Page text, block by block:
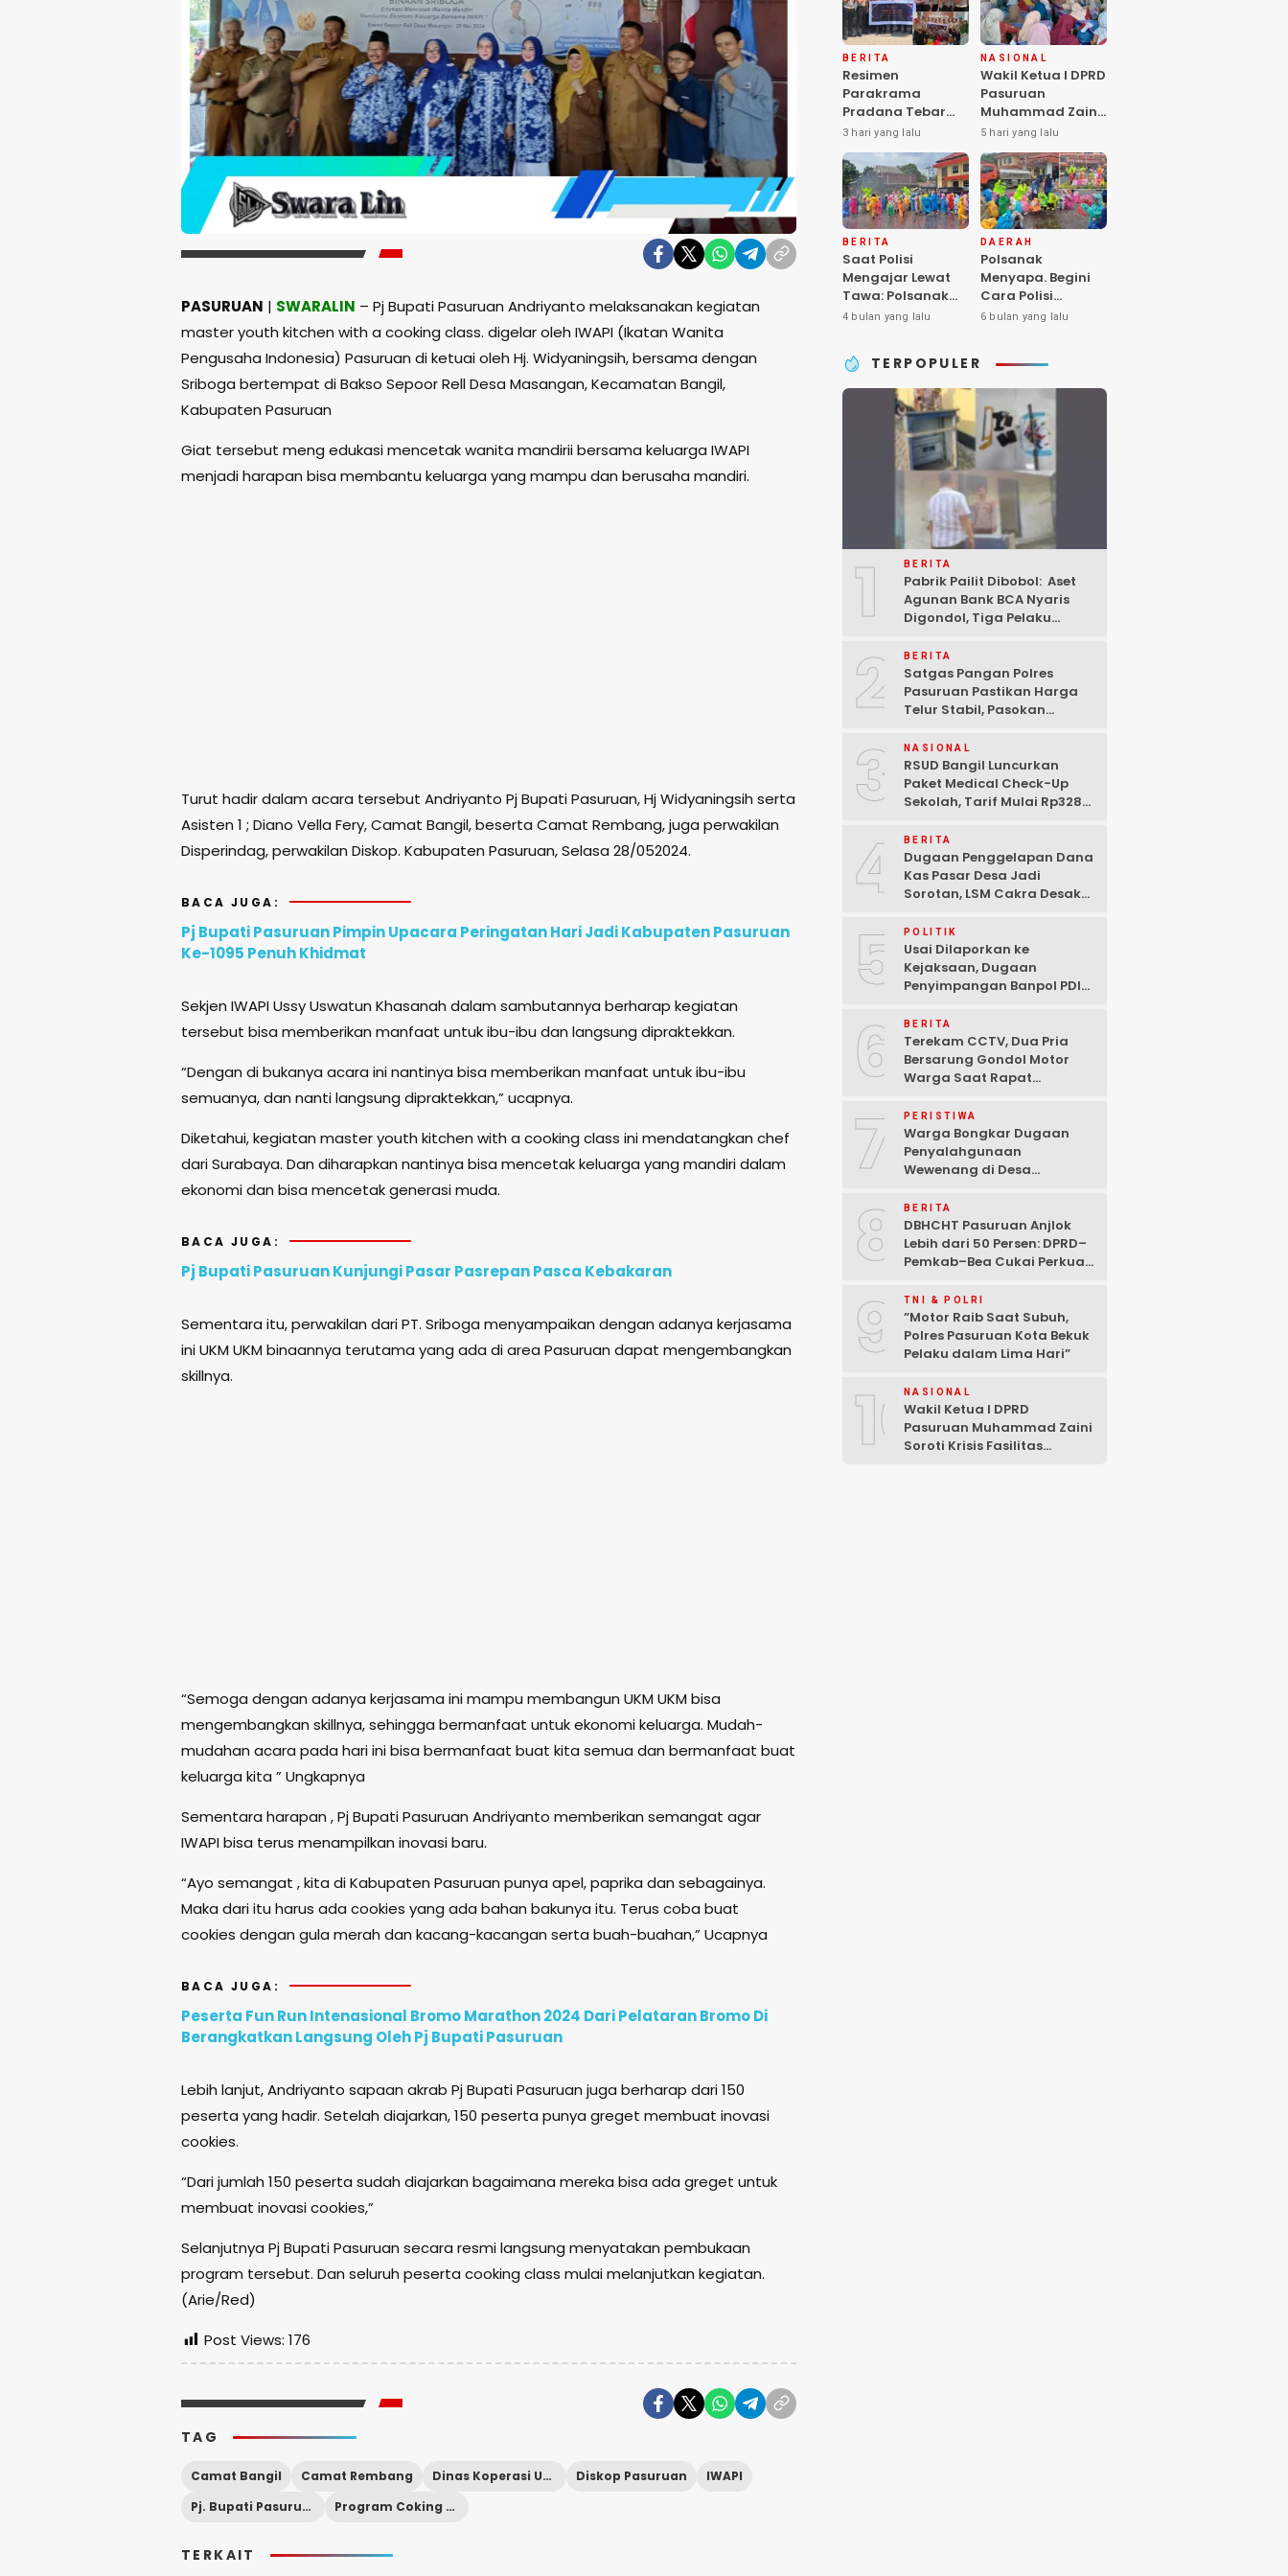
PASURUAN | SWARALIN – Pj Bupati Pasuruan Andriyanto melaksanakan kegiatan
master youth kitchen with a cooking class. digelar oleh IWAPI (Ikatan Wanita
Pengusaha Indonesia) Pasuruan di ketuai oleh Hj. Widyaningsih, bersama dengan
Sriboga bertempat di Bakso Sepoor Rell Desa Masangan, Kecamatan Bangil,
Kabupaten Pasuruan
Giat tersebut meng edukasi mencetak wanita mandirii bersama keluarga IWAPI
menjadi harapan bisa membantu keluarga yang mampu dan berusaha mandiri.
Turut hadir dalam acara tersebut Andriyanto Pj Bupati Pasuruan, Hj Widyaningsih serta
Asisten 1 ; Diano Vella Fery, Camat Bangil, beserta Camat Rembang, juga perwakilan
Disperindag, perwakilan Diskop. Kabupaten Pasuruan, Selasa 28/052024.
BACA JUGA:
Pj Bupati Pasuruan Pimpin Upacara Peringatan Hari Jadi Kabupaten Pasuruan
Ke-1095 Penuh Khidmat
Sekjen IWAPI Ussy Uswatun Khasanah dalam sambutannya berharap kegiatan
tersebut bisa memberikan manfaat untuk ibu-ibu dan langsung dipraktekkan.
“Dengan di bukanya acara ini nantinya bisa memberikan manfaat untuk ibu-ibu
semuanya, dan nanti langsung dipraktekkan,” ucapnya.
Diketahui, kegiatan master youth kitchen with a cooking class ini mendatangkan chef
dari Surabaya. Dan diharapkan nantinya bisa mencetak keluarga yang mandiri dalam
ekonomi dan bisa mencetak generasi muda.
BACA JUGA:
Pj Bupati Pasuruan Kunjungi Pasar Pasrepan Pasca Kebakaran
Sementara itu, perwakilan dari PT. Sriboga menyampaikan dengan adanya kerjasama
ini UKM UKM binaannya terutama yang ada di area Pasuruan dapat mengembangkan
skillnya.
“Semoga dengan adanya kerjasama ini mampu membangun UKM UKM bisa
mengembangkan skillnya, sehingga bermanfaat untuk ekonomi keluarga. Mudah-
mudahan acara pada hari ini bisa bermanfaat buat kita semua dan bermanfaat buat
keluarga kita ” Ungkapnya
Sementara harapan , Pj Bupati Pasuruan Andriyanto memberikan semangat agar
IWAPI bisa terus menampilkan inovasi baru.
“Ayo semangat , kita di Kabupaten Pasuruan punya apel, paprika dan sebagainya.
Maka dari itu harus ada cookies yang ada bahan bakunya itu. Terus coba buat
cookies dengan gula merah dan kacang-kacangan serta buah-buahan,” Ucapnya
BACA JUGA:
Peserta Fun Run Intenasional Bromo Marathon 2024 Dari Pelataran Bromo Di
Berangkatkan Langsung Oleh Pj Bupati Pasuruan
Lebih lanjut, Andriyanto sapaan akrab Pj Bupati Pasuruan juga berharap dari 150
peserta yang hadir. Setelah diajarkan, 150 peserta punya greget membuat inovasi
cookies.
“Dari jumlah 150 peserta sudah diajarkan bagaimana mereka bisa ada greget untuk
membuat inovasi cookies,”
Selanjutnya Pj Bupati Pasuruan secara resmi langsung menyatakan pembukaan
program tersebut. Dan seluruh peserta cooking class mulai melanjutkan kegiatan.
(Arie/Red)
Post Views: 176
TAG
Camat Bangil Camat Rembang Dinas Koperasi Usaha Mikro Diskop Pasuruan
IWAPI
Pj. Bupati Pasuruan
Program Coking Class
TERKAIT
BERITA
Resimen
Parakrama
Pradana Tebar
Kepedulian di
Panti Asuhan
Griya Balita SYD,
Peluk Hangat
Balita Terlantar
“POLRI Hadir
Dengan Hati”
3 hari yang lalu
NASIONAL
Wakil Ketua I DPRD
Pasuruan
Muhammad Zaini
Soroti Krisis
Fasilitas Sekolah
di Tengah Efisiensi
Anggaran
5 hari yang lalu
BERITA
Saat Polisi
Mengajar Lewat
Tawa: Polsanak
Pasuruan Sentuh
Sejak Dini
4 bulan yang lalu
DAERAH
Polsanak
Menyapa. Begini
Cara Polisi
Mendekatkan
Sejak Usia Dini
6 bulan yang lalu
TERPOPULER
1 BERITA
Pabrik Pailit Dibobol: Aset
Agunan Bank BCA Nyaris
Digondol, Tiga Pelaku
Pasuruan
2 BERITA
Satgas Pangan Polres
Pasuruan Pastikan Harga
Telur Stabil, Pasokan
Kekhawatiran Fluktuasi
3 NASIONAL
RSUD Bangil Luncurkan
Paket Medical Check-Up
Sekolah, Tarif Mulai Rp328
Ajaran Baru
4 BERITA
Dugaan Penggelapan Dana
Kas Pasar Desa Jadi
Sorotan, LSM Cakra Desak
5 POLITIK
Usai Dilaporkan ke
Kejaksaan, Dugaan
Penyimpangan Banpol PDIP
Tuntas “6 Eks Ketua PAC
Cabut Laporan”
6 BERITA
Terekam CCTV, Dua Pria
Bersarung Gondol Motor
Warga Saat Rapat
7 PERISTIWA
Warga Bongkar Dugaan
Penyalahgunaan
Wewenang di Desa
Mencuat
8 BERITA
DBHCHT Pasuruan Anjlok
Lebih dari 50 Persen: DPRD–
Pemkab–Bea Cukai Perkuat
Rokok Ilegal
9 TNI & POLRI
‎”Motor Raib Saat Subuh,
Polres Pasuruan Kota Bekuk
Pelaku dalam Lima Hari” ‎
10NASIONAL
Wakil Ketua I DPRD
Pasuruan Muhammad Zaini
Soroti Krisis Fasilitas